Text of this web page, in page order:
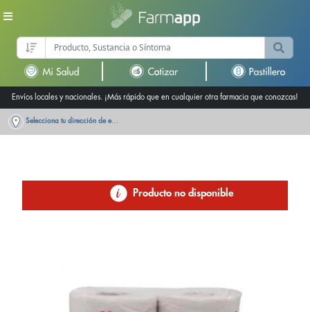
Envíos locales y nacionales. ¡Más rápido que en cualquier otra farmacia que conozcas!
Selecciona tu dirección de entrega
Producto no disponible